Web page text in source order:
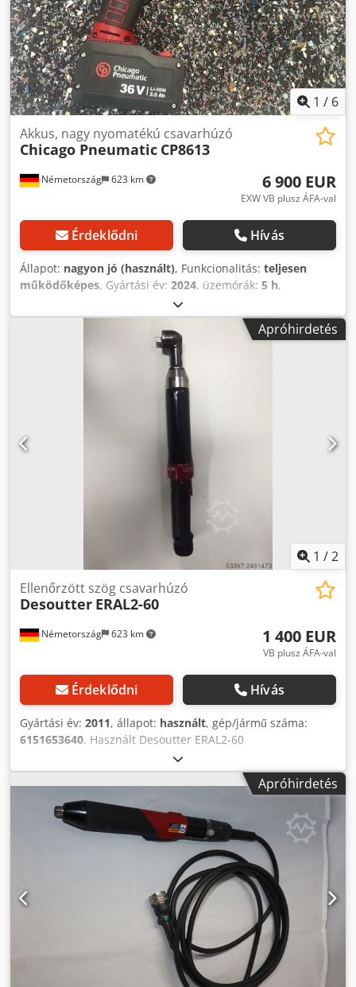
1 / 6
Németország 623 km
Akkus, nagy nyomatékú csavarhúzó
Chicago Pneumatic CP8613
6 900 EUR
EXW VB plusz ÁFA-val
Érdeklődni Hívás
Állapot: nagyon jó (használt), Funkcionalitás: teljesen
működőképes, Gyártási év: 2024, üzemórák: 5 h,
6151570000, Bemutató
szerszámkészletünkből, tesztelt és teljesen működőképes:
Chicago pneumatikus akkus nagy nyomatékú csavarkulcs
CP8613 demonstrációs eszköz töltővel + 2 akkumulátor (36
V 2,5 Ah) Pontosság (6 szigma): +/- 4% Alapjárati
fordulatszám: 10 ford./perc Nyomatéktartomány
Min/13000-130 Torque1300:13 Nm Teljesítmény: 3/4"
négyzet Hosszúság: 318 mm Súly akkumulátorral és
reakciókarral: 5,3 kg Egyéb szerszámok ipari gyártáshoz és
karbantartáshoz külön kérésre. Dcedpjv Tbz Defx Am Ejk
Apróhirdetés
1 /2
Németország 623 km
Ellenőrzött szög csavarhúzó
Desoutter ERAL2-60
1 400 EUR
VB plusz ÁFA-val
Érdeklődni Hívás
Gyártási év: 2011, állapot: használt, gép/jármű száma:
6151653640, Használt Desoutter ERAL2-60
sarokcsavarhúzó, elektromos vezérlésű, beleértve a
motorkábelt, amely kompatibilis a Desoutter CVI 2-vel -
csavarozás: 3/8 "Nyomaték: működési nyomaték: 5,9 - 33,0
ft.lb max Nyomaték: 44,0 ft.lb nettó súly: 3,7 lb. Hossz: 17,4
in. Dsdpscpbcvjfx Am Eeck
Apróhirdetés